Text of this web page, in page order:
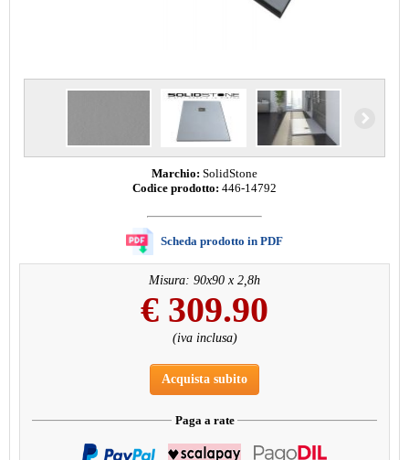
Marchio: SolidStone
Codice prodotto: 446-14792
Scheda prodotto in PDF
Misura: 90x90 x 2,8h
€ 309.90
(iva inclusa)
Acquista subito
Paga a rate